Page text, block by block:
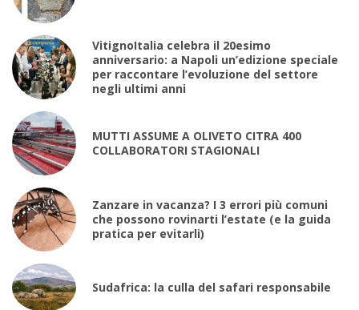
VitignoItalia celebra il 20esimo
anniversario: a Napoli un’edizione speciale
per raccontare l’evoluzione del settore
negli ultimi anni
MUTTI ASSUME A OLIVETO CITRA 400
COLLABORATORI STAGIONALI
Zanzare in vacanza? I 3 errori più comuni
che possono rovinarti l’estate (e la guida
pratica per evitarli)
Sudafrica: la culla del safari responsabile